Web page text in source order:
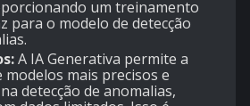
um treinamento
para o modelo de detecção
A IA Generativa permite a
modelos mais precisos e
detecção de anomalias,